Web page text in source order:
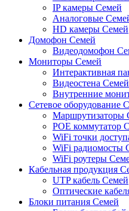
IP камеры Семей
Аналоговые
HD камеры Семей
Домофон Семей
Видеодомофон
Мониторы Семей
Интерактивная
Видеостена Семей
Внутренние
Сетевое оборудование
Маршрутизаторы
POE коммутатор
WiFi точки
WiFi радиомосты
WiFi роутеры
Кабельная продукция
UTP кабель Семей
Оптические
Блоки питания Семей